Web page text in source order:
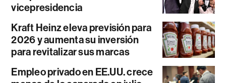
vicepresidencia
Kraft Heinz eleva previsión para
2026 y aumenta su inversión
para revitalizar sus marcas
Empleo privado en EE.UU. crece